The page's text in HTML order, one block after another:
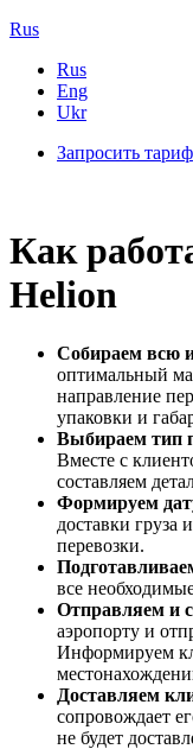
Rus
Rus
Eng
Ukr
Запросить тариф
Как
Helion
Собираем всю
оптимальный
направление
упаковки и
Выбираем тип
Вместе с
составляем
Формируем
доставки груза
перевозки.
все
Отправляем и
аэропорту и
Информируем
Доставляем
сопровождает
не будет